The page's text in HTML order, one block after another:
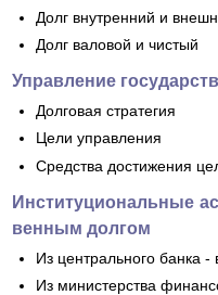
Долг внутренний и
Долг валовой и чистый
Управление
Долговая стратегия
Цели управления
Средства достижения
Институциональные
венным долгом
Из центрального банка
Из министерства